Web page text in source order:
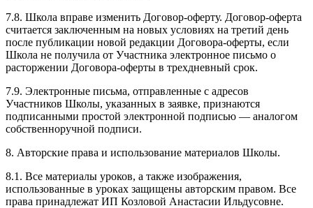
7.8. Школа вправе изменить Договор-оферту. Договор-оферта
считается заключенным на новых условиях на третий день
после публикации новой редакции Договора-оферты, если
Школа не получила от Участника электронное письмо о
расторжении Договора-оферты в трехдневный срок.
7.9. Электронные письма, отправленные с адресов
Участников Школы, указанных в заявке, признаются
подписанными простой электронной подписью — аналогом
собственноручной подписи.
8. Авторские права и использование материалов Школы.
8.1. Все материалы уроков, а также изображения,
использованные в уроках защищены авторским правом. Все
права принадлежат ИП Козловой Анастасии Ильдусовне.